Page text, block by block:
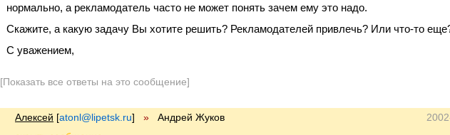
нормально, а рекламодатель часто не может понять зачем ему это надо.
Скажите, а какую задачу Вы хотите решить? Рекламодателей привлечь? Или что-то
С уважением,
[Показать все ответы на это сообщение]
Алексей [atonl@lipetsk.ru] » Андрей Жуков